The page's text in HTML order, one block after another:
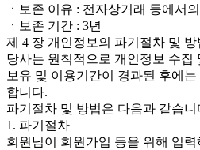
ㆍ보존 이유 : 전자상거래 등에서
ㆍ보존 기간 : 3년
제 4 장 개인정보의 파기절차 및 방
당사는 원칙적으로 개인정보 수집
보유 및 이용기간이 경과된 후에
합니다.
파기절차 및 방법은 다음과 같습니
1. 파기절차
회원님이 회원가입 등을 위해 입